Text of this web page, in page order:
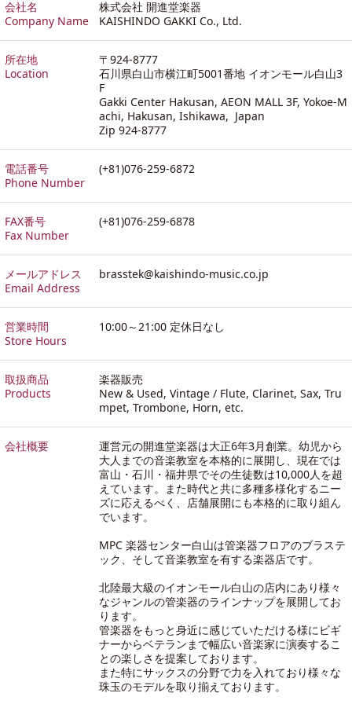
会社名
Company Name
株式会社 開進堂楽器
KAISHINDO GAKKI Co., Ltd.
所在地
Location
〒924-8777
石川県白山市横江町5001番地 イオンモール白山3
F
Gakki Center Hakusan, AEON MALL 3F, Yokoe-M
achi, Hakusan, Ishikawa, Japan
Zip 924-8777
電話番号
Phone Number
(+81)076-259-6872
FAX番号
Fax Number
(+81)076-259-6878
メールアドレス
Email Address
brasstek@kaishindo-music.co.jp
営業時間
Store Hours
10:00～21:00 定休日なし
取扱商品
Products
楽器販売
New & Used, Vintage / Flute, Clarinet, Sax, Tru
mpet, Trombone, Horn, etc.
会社概要
運営元の開進堂楽器は大正6年3月創業。幼児から
大人までの音楽教室を本格的に展開し、現在では
富山・石川・福井県でその生徒数は10,000人を超
えています。また時代と共に多種多様化するニー
ズに応えるべく、店舗展開にも本格的に取り組ん
でいます。
MPC 楽器センター白山は管楽器フロアのブラステ
ック、そして音楽教室を有する楽器店です。
北陸最大級のイオンモール白山の店内にあり様々
なジャンルの管楽器のラインナップを展開してお
ります。
管楽器をもっと身近に感じていただける様にビギ
ナーからベテランまで幅広い音楽家に演奏するこ
との楽しさを提案しております。
また特にサックスの分野で力を入れており様々な
珠玉のモデルを取り揃えております。